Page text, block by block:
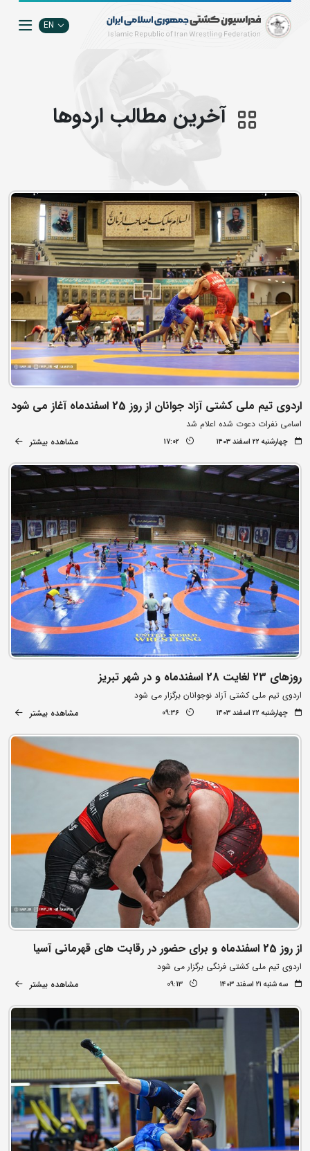
EN
آخرین مطالب اردوها
اردوی تیم ملی کشتی آزاد جوانان از روز 25 اسفندماه آغاز می شود
اسامی نفرات دعوت شده اعلام شد
چهارشنبه ۲۲ اسفند ۱۴۰۳ 17:02 مشاهده بیشتر
روزهای 23 لغایت 28 اسفندماه و در شهر تبریز
اردوی تیم ملی کشتی آزاد نوجوانان برگزار می شود
چهارشنبه ۲۲ اسفند ۱۴۰۳ 09:36 مشاهده بیشتر
از روز 25 اسفندماه و برای حضور در رقابت های قهرمانی آسیا
اردوی تیم ملی کشتی فرنگی برگزار می شود
سه شنبه ۲۱ اسفند ۱۴۰۳ 09:13 مشاهده بیشتر